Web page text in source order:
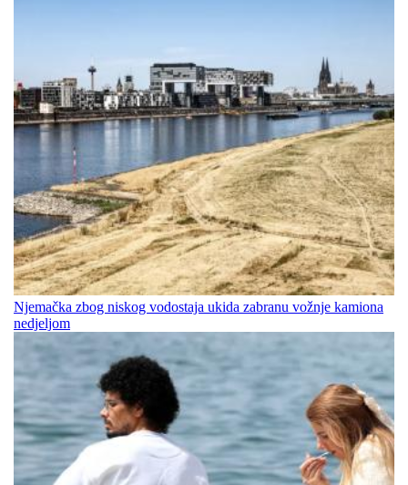
Njemačka zbog niskog vodostaja ukida zabranu vožnje kamiona
nedjeljom